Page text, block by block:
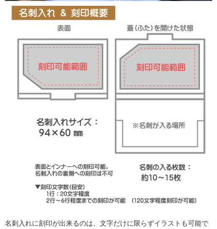
名刺入れに刻印が出来るのは、文字だけに限らずイラストも可能で